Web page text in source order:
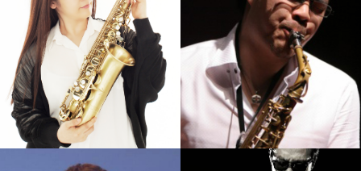
이대희
강의보기
김재준
강의보기